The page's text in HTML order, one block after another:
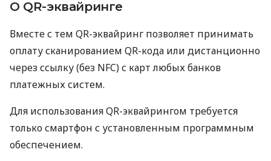
О QR-эквайринге
Вместе с тем QR-эквайринг позволяет принимать
оплату сканированием QR-кода или дистанционно
через ссылку (без NFC) с карт любых банков
платежных систем.
Для использования QR-эквайрингом требуется
только смартфон с установленным программным
обеспечением.